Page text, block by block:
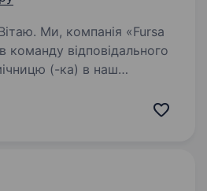
відповідального
(-ка) в наш
це: збір посилок з